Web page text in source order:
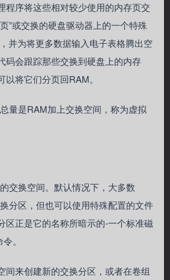
程序将这些相对较少使用的内存页交
”或交换的硬盘驱动器上的一个特殊
并为将更多数据输入电子表格腾出空
码会跟踪那些交换到硬盘上的内存
将它们分页回RAM。
量是RAM加上交换空间，称为虚拟
交换空间。默认情况下，大多数
分区，但也可以使用特殊配置的文件
区正是它的名称所暗示的-一个标准磁
。
间来创建新的交换分区，或者在卷组